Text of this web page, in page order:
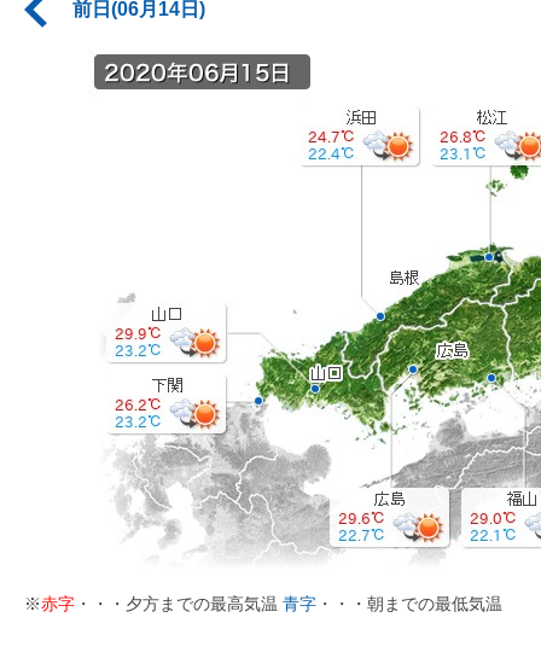
前日(06月14日)
※赤字 ・・・夕方までの最高気温 青字 ・・・朝までの最低気温